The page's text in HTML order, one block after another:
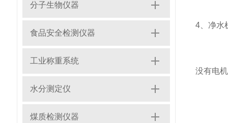
分子生物仪器
食品安全检测仪器
工业称重系统
水分测定仪
煤质检测仪器
4、净水
没有电